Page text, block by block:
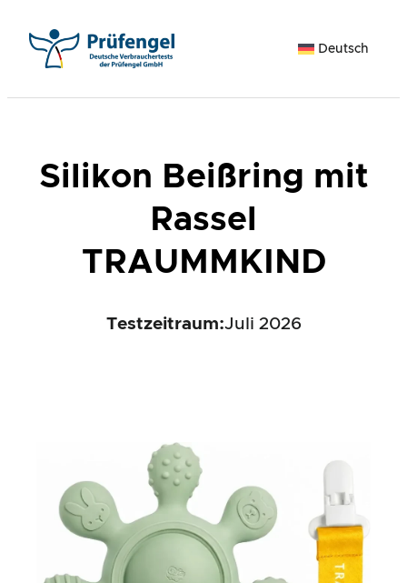
Inhalt
springen
Deutsch
Silikon Beißring mit
Rassel
TRAUMMKIND
Testzeitraum:Juli 2026